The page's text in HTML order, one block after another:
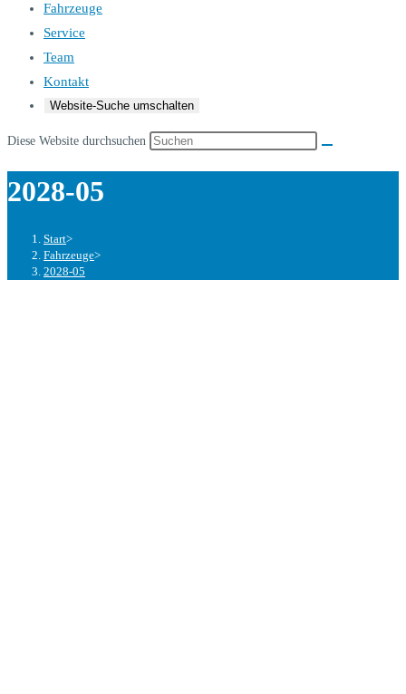
Fahrzeuge
Service
Team
Kontakt
Website-Suche umschalten
Diese Website durchsuchen
2028-05
Start>
Fahrzeuge>
2028-05